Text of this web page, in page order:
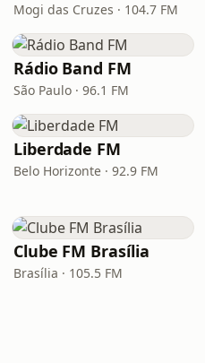
Mogi das Cruzes · 104.7 FM
Rádio Band FM
São Paulo · 96.1 FM
Liberdade FM
Belo Horizonte · 92.9 FM
Clube FM Brasília
Brasília · 105.5 FM